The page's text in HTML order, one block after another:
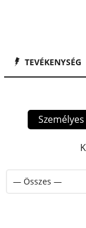
TEVÉKENYSÉG
Személyes